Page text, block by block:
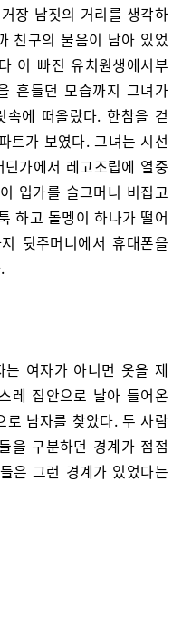
장 남짓의 거리를 생각하
친구의 물음이 남아 있었
이 빠진 유치원생에서부
흔들던 모습까지 그녀가
에 떠올랐다. 한참을 걷
트가 보였다. 그녀는 시선
가에서 레고조립에 열중
입가를 슬그머니 비집고
하고 돌멩이 하나가 떨어
뒷주머니에서 휴대폰을
여자가 아니면 옷을 제
레 집안으로 날아 들어온
로 남자를 찾았다. 두 사람
을 구분하던 경계가 점점
은 그런 경계가 있었다는